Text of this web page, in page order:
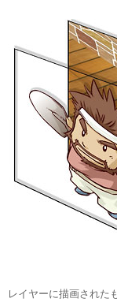
レイヤーに描画された